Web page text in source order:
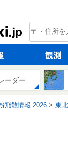
tenki.jp
観測
ーダー
飛散情報 2026 東